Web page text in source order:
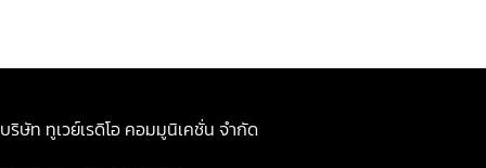
บริษัท ทูเวย์เรดิโอ คอมมูนิเคชั่น จำกัด